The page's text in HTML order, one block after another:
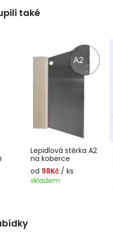
také
Lepidlová stěrka A2
na koberce
od 98Kč / ks
skladem